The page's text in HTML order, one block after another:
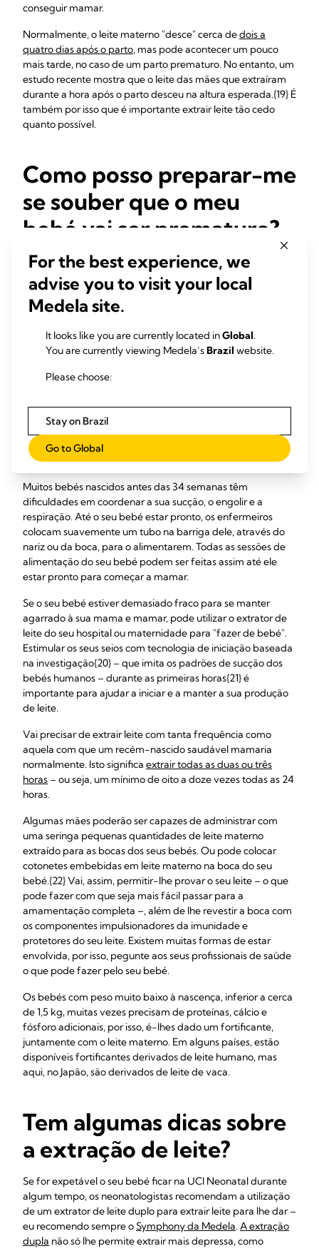
conseguir mamar.
Normalmente, o leite materno "desce" cerca dedois a
quatro dias após o parto, mas pode acontecer um pouco
mais tarde, no caso de um parto prematuro. No entanto, um
estudo recente mostra que o leite das mães que extraíram
durante a hora após o parto desceu na altura esperada.{19} É
também por isso que é importante extrair leite tão cedo
quanto possível.
Como posso preparar-me
se souber que o meu
bebé vai ser prematuro?
Visite a unidade de cuidados intensivos neonatal (UCI
Neonatal) para ver como é e como o pessoal cuida dos
bebés prematuros. Também é boa ideia saber como o leite
materno é produzido e extraído e compreender a sua
medicamento, para estes bebés –leia mais no e-book
gratuito da Medela A Maravilhosa Ciência do Leite Materno
E se o meu bebé
prematuro não conseguir
mamar?
Muitos bebés nascidos antes das 34 semanas têm
dificuldades em coordenar a sua sucção, o engolir e a
respiração. Até o seu bebé estar pronto, os enfermeiros
colocam suavemente um tubo na barriga dele, através do
nariz ou da boca, para o alimentarem. Todas as sessões de
alimentação do seu bebé podem ser feitas assim até ele
estar pronto para começar a mamar.
Se o seu bebé estiver demasiado fraco para se manter
agarrado à sua mama e mamar, pode utilizar o extrator de
leite do seu hospital ou maternidade para "fazer de bebé".
Estimular os seus seios com tecnologia de iniciação baseada
na investigação{20} – que imita os padrões de sucção dos
bebés humanos – durante as primeiras horas{21} é
importante para ajudar a iniciar e a manter a sua produção
de leite.
Vai precisar de extrair leite com tanta frequência como
aquela com que um recém-nascido saudável mamaria
normalmente. Isto significa extrair todas as duas ou três
horas – ou seja, um mínimo de oito a doze vezes todas as 24
horas.
Algumas mães poderão ser capazes de administrar com
uma seringa pequenas quantidades de leite materno
extraído para as bocas dos seus bebés. Ou pode colocar
cotonetes embebidas em leite materno na boca do seu
bebé.{22} Vai, assim, permitir-lhe provar o seu leite – o que
pode fazer com que seja mais fácil passar para a
amamentação completa –, além de lhe revestir a boca com
os componentes impulsionadores da imunidade e
protetores do seu leite. Existem muitas formas de estar
envolvida, por isso, pegunte aos seus profissionais de saúde
o que pode fazer pelo seu bebé.
Os bebés com peso muito baixo à nascença, inferior a cerca
de 1,5 kg, muitas vezes precisam de proteínas, cálcio e
fósforo adicionais, por isso, é-lhes dado um fortificante,
juntamente com o leite materno. Em alguns países, estão
disponíveis fortificantes derivados de leite humano, mas
aqui, no Japão, são derivados de leite de vaca.
Tem algumas dicas sobre
a extração de leite?
Se for expetável o seu bebé ficar na UCI Neonatal durante
algum tempo, os neonatologistas recomendam a utilização
de um extrator de leite duplo para extrair leite para lhe dar –
eu recomendo sempre oSymphony da Medela.A extração
dupla não só lhe permite extrair mais depressa, como
For the best experience, we
advise you to visit your local
Medela site.
It looks like you are currently located inGlobal.
You are currently viewing Medela’sBrazil website.
Please choose:
Stay on Brazil
Go to Global